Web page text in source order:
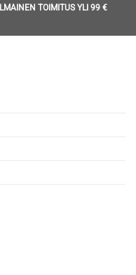
ILMAINEN TOIMITUS YLI 99 €